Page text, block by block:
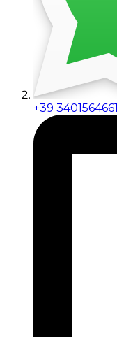
+39 3401564661